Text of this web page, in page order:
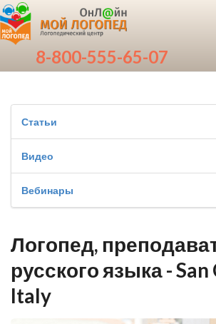
8-800-555-65-07
Статьи
Видео
Вебинары
Логопед,
русского языка - San
Italy